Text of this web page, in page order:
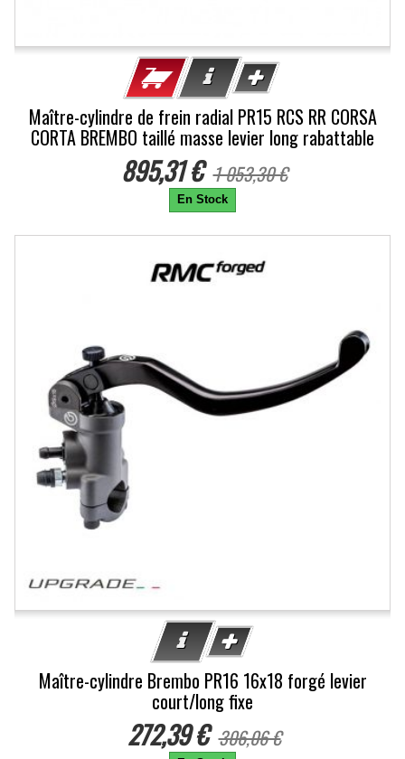
Maître-cylindre de frein radial PR15 RCS RR CORSA
CORTA BREMBO taillé masse levier long rabattable
895,31 € 1 053,30 €
En Stock
Maître-cylindre Brembo PR16 16x18 forgé levier
court/long fixe
272,39 € 306,06 €